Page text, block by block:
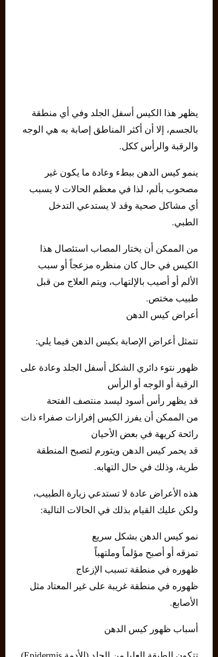
يظهر هذا الكيس أسفل الجلد وفي أي منطقة
بالجسم، إلا أن أكثر المناطق إصابة به هي الوجه
والرقبة والرأس ككل.
ينمو كيس الدهن ببطء وعادة ما يكون غير
مصحوب بألم، لذا في معظم الحالات لا يسبب
أي مشاكل صحية وقد لا يستدعي التدخل
الطبي.
من الممكن أن يختار المصاب استئصال هذا
الكيس في حال كان منظره مزعجاً أو سبب
الألم أو أصيب بالإلتهاب، ويتم العلاج من قبل
طبيب مختص.
أعراض كيس الدهن
تتمثل أعراض الإصابة بكيس الدهن فيما يلي:
ظهور نتوء دائري الشكل أسفل الجلد وعادة على
الرقبة أو الوجه أو الرأس
قد يظهر رأس أسود ليسد منتصف الفتحة
من الممكن أن يفرز الكيس إفرازات صفراء ذات
رائحة كريهة في بعض الأحيان
قد يحمر كيس الدهن ويتورم لتصبح المنطقة
طرية، وذلك في حال التهابه.
هذه الأعراض عادة لا تستدعي زيارة الطبيب،
ولكن عليك القيام بذلك في الحالات التالية:
نمو كيس الدهن بشكل سريع
تمزقه أو أصبح مؤلماً وملتهباً
ظهوره في منطقة تسبب الإزعاج
ظهوره في منطقة غريبة على غير المعتاد مثل
الأصابع.
أسباب ظهور كيس الدهن